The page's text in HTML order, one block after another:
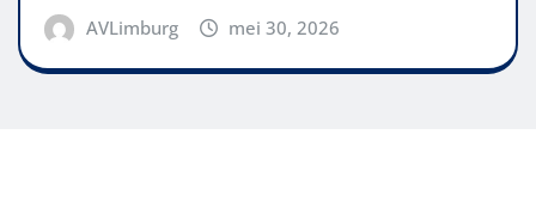
AVLimburg mei 30, 2026